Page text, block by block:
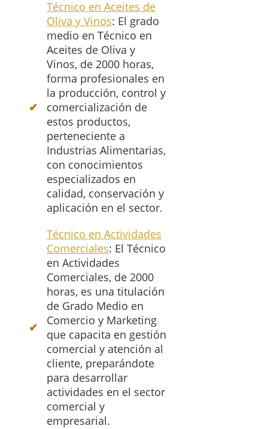
Técnico en Aceites de
Oliva y Vinos: El grado
medio en Técnico en
Aceites de Oliva y
Vinos, de 2000 horas,
forma profesionales en
la producción, control y
comercialización de
estos productos,
perteneciente a
Industrias Alimentarias,
con conocimientos
especializados en
calidad, conservación y
aplicación en el sector.
Técnico en Actividades
Comerciales: El Técnico
en Actividades
Comerciales, de 2000
horas, es una titulación
de Grado Medio en
Comercio y Marketing
que capacita en gestión
comercial y atención al
cliente, preparándote
para desarrollar
actividades en el sector
comercial y
empresarial.